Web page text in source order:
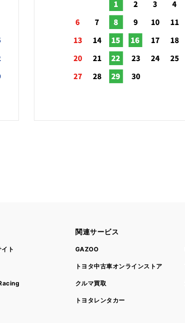
ト
関連サービス
GAZOO
トヨタ中古車オンラインストア
クルマ買取
トヨタレンタカー